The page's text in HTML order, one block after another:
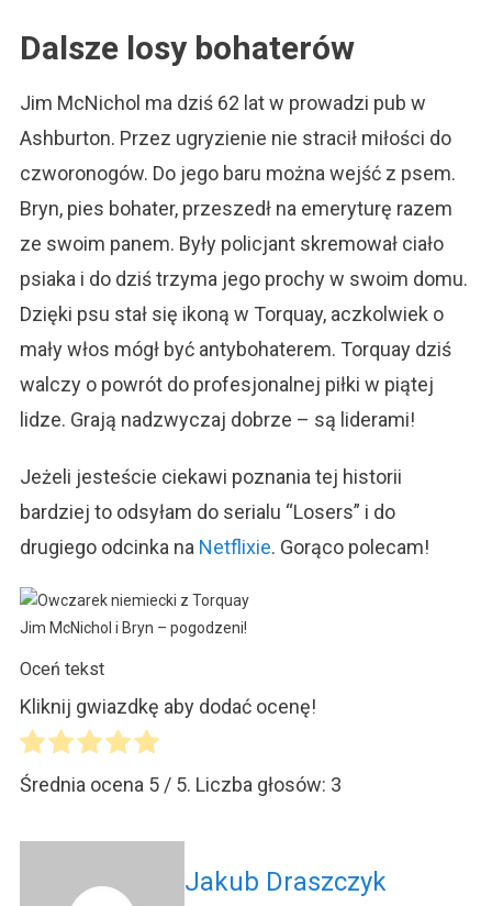
Dalsze losy bohaterów
Jim McNichol ma dziś 62 lat w prowadzi pub w
Ashburton. Przez ugryzienie nie stracił miłości do
czworonogów. Do jego baru można wejść z psem.
Bryn, pies bohater, przeszedł na emeryturę razem
ze swoim panem. Były policjant skremował ciało
psiaka i do dziś trzyma jego prochy w swoim domu.
Dzięki psu stał się ikoną w Torquay, aczkolwiek o
mały włos mógł być antybohaterem. Torquay dziś
walczy o powrót do profesjonalnej piłki w piątej
lidze. Grają nadzwyczaj dobrze – są liderami!
Jeżeli jesteście ciekawi poznania tej historii
bardziej to odsyłam do serialu “Losers” i do
drugiego odcinka na Netflixie. Gorąco polecam!
Jim McNichol i Bryn – pogodzeni!
Oceń tekst
Kliknij gwiazdkę aby dodać ocenę!
Średnia ocena 5/ 5. Liczba głosów: 3
Jakub Draszczyk